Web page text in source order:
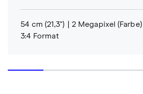
54 cm (21,3")
2 Megapixel (Farbe)
3:4 Format